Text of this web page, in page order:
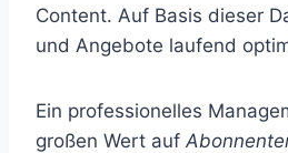
Content. Auf Basis dieser
und Angebote laufend
Ein professionelles
großen Wert auf